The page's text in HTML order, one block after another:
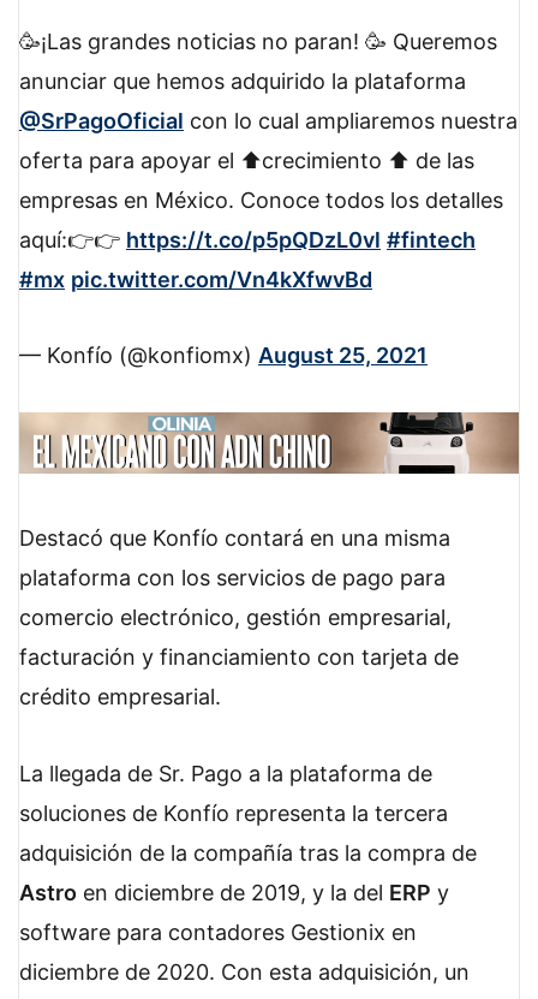
🥳¡Las grandes noticias no paran! 🥳 Queremos
anunciar que hemos adquirido la plataforma
@SrPagoOficial con lo cual ampliaremos nuestra
oferta para apoyar el ⬆️crecimiento ⬆️ de las
empresas en México. Conoce todos los detalles
aquí:👉👉 https://t.co/p5pQDzL0vl #fintech
#mx pic.twitter.com/Vn4kXfwvBd
— Konfío (@konfiomx) August 25, 2021
Destacó que Konfío contará en una misma
plataforma con los servicios de pago para
comercio electrónico, gestión empresarial,
facturación y financiamiento con tarjeta de
crédito empresarial.
La llegada de Sr. Pago a la plataforma de
soluciones de Konfío representa la tercera
adquisición de la compañía tras la compra de
Astro en diciembre de 2019, y la del ERP y
software para contadores Gestionix en
diciembre de 2020. Con esta adquisición, un